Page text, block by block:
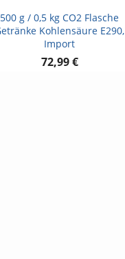
Vorschau
500 g / 0,5 kg CO2 Flasche
Kohlensäure E290,
Import
72,99 €